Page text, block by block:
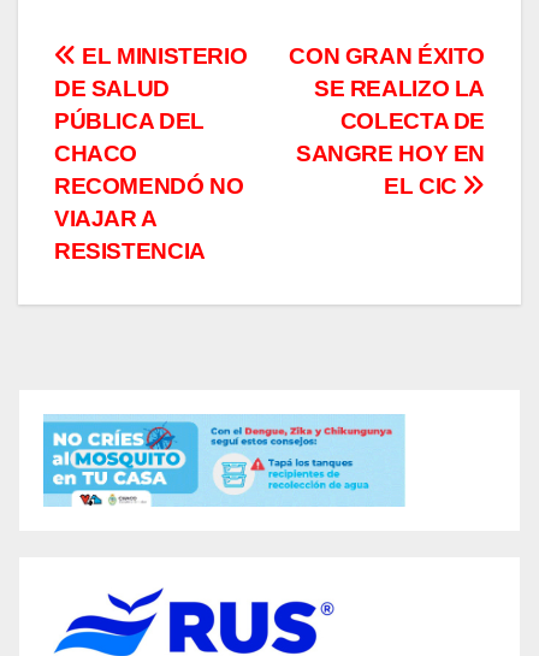
Navegación
de
entradas
CON GRAN ÉXITO
SE REALIZO LA
COLECTA DE
SANGRE HOY EN
EL CIC
EL MINISTERIO
DE SALUD
PÚBLICA DEL
CHACO
RECOMENDÓ NO
VIAJAR A
RESISTENCIA